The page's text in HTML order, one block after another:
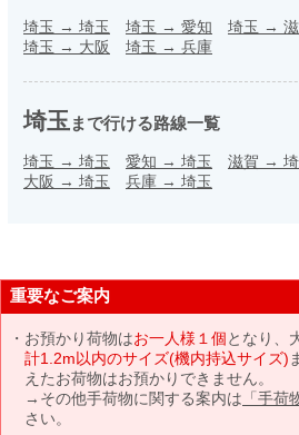
埼玉 → 埼玉 埼玉 → 愛知 埼玉 →
埼玉 → 大阪 埼玉 → 兵庫
埼玉 まで行ける路線一覧
埼玉 → 埼玉 愛知 → 埼玉 滋賀 →
大阪 → 埼玉 兵庫 → 埼玉
重要なご案内
お預かり荷物はお一人様１個となり、
計1.2m以内のサイズ(機内持込サイズ)
えたお荷物はお預かりできません。
→その他手荷物に関する案内は 「手
さい。